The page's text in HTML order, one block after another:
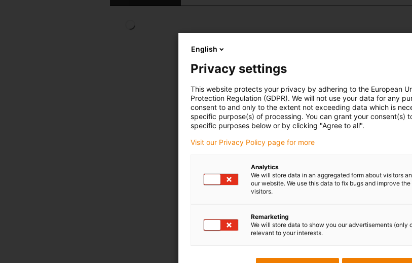
English
Privacy settings
This website protects your privacy by adhering to the European
Protection Regulation (GDPR). We will not use your data for any
consent to and only to the extent not exceeding data which is
specific purpose(s) of processing. You can grant your consent(s)
specific purposes below or by clicking "Agree to all".
Visit our Privacy Policy page for more
Analytics
We will store data in an aggregated form about visitors
our website. We use this data to fix bugs and improve
visitors.
Remarketing
We will store data to show you our advertisements (only
relevant to your interests.